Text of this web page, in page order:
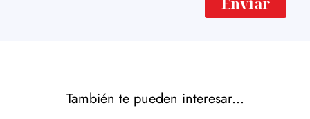
Enviar
También te pueden interesar...